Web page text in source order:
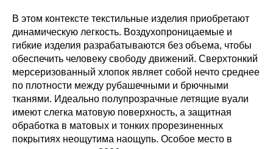
В этом контексте текстильные изделия приобретают
динамическую легкость. Воздухопроницаемые и
гибкие изделия разрабатываются без объема, чтобы
обеспечить человеку свободу движений. Сверхтонкий
мерсеризованный хлопок являет собой нечто среднее
по плотности между рубашечными и брючными
тканями. Идеально полупрозрачные летящие вуали
имеют слегка матовую поверхность, а защитная
обработка в матовых и тонких прорезиненных
покрытиях неощутима наощупь. Особое место в